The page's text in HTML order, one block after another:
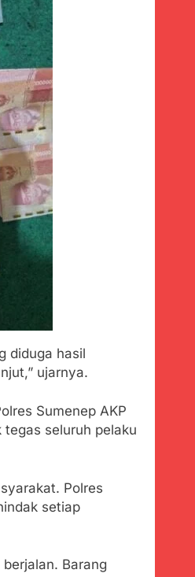
diduga hasil
ujarnya.
Sumenep AKP
seluruh pelaku
Polres
setiap
Barang